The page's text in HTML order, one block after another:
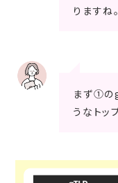
りますね。
まず①の
うなトッ